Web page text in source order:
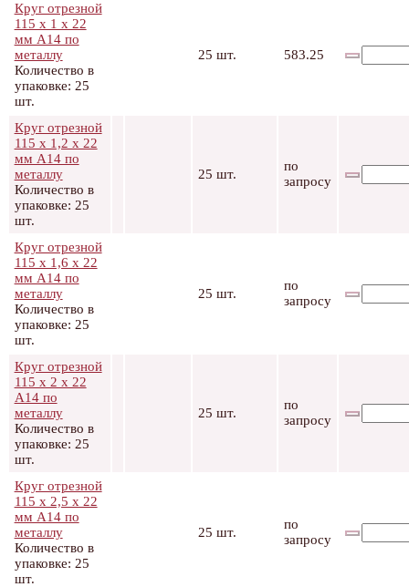
Круг отрезной
115 х 1 х 22
мм А14 по
металлу
Количество в
упаковке: 25
шт.
25 шт. 583.25
Круг отрезной
115 х 1,2 х 22
мм А14 по
металлу
Количество в
упаковке: 25
шт.
25 шт.
по
запросу
Круг отрезной
115 х 1,6 х 22
мм А14 по
металлу
Количество в
упаковке: 25
шт.
25 шт.
по
запросу
Круг отрезной
115 х 2 х 22
А14 по
металлу
Количество в
упаковке: 25
шт.
25 шт.
по
запросу
Круг отрезной
115 х 2,5 х 22
мм А14 по
металлу
Количество в
упаковке: 25
шт.
25 шт.
по
запросу